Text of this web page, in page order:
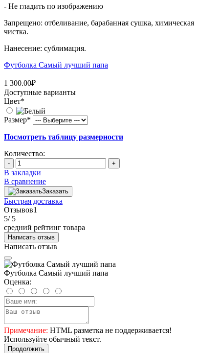
- Не гладить по изображению
Запрещено: отбеливание, барабанная сушка, химическая
чистка.
Нанесение: сублимация.
Футболка Самый лучший папа
1 300.00₽
Доступные варианты
Цвет*
Размер*
Посмотреть таблицу размерности
Количество:
- +
В закладки
В сравнение
Заказать
Быстрая доставка
Отзывов1
5/ 5
средний рейтинг товара
Написать отзыв
Написать отзыв
Футболка Самый лучший папа
Оценка:
Примечание: HTML разметка не поддерживается!
Используйте обычный текст.
Продолжить